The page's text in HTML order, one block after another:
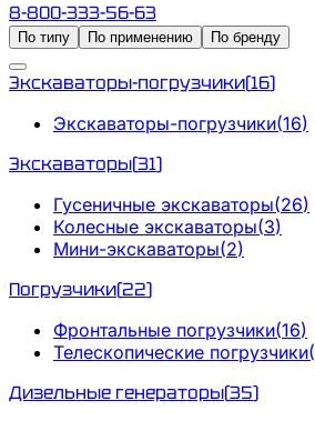
8-800-333-56-63
По типу По применению По бренду
Экскаваторы-погрузчики(16)
Экскаваторы-погрузчики(16)
Экскаваторы(31)
Гусеничные экскаваторы(26)
Колесные экскаваторы(3)
Мини-экскаваторы(2)
Погрузчики(22)
Фронтальные погрузчики(16)
Телескопические погрузчики(
Дизельные генераторы(35)